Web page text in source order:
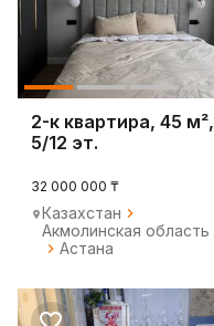
2-к квартира, 45 м²,
5/12 эт.
32 000 000 ₸
Казахстан
Акмолинская область
Астана